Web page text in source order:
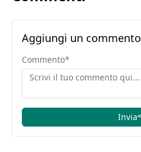
Aggiungi un commento
Commento*
Invia